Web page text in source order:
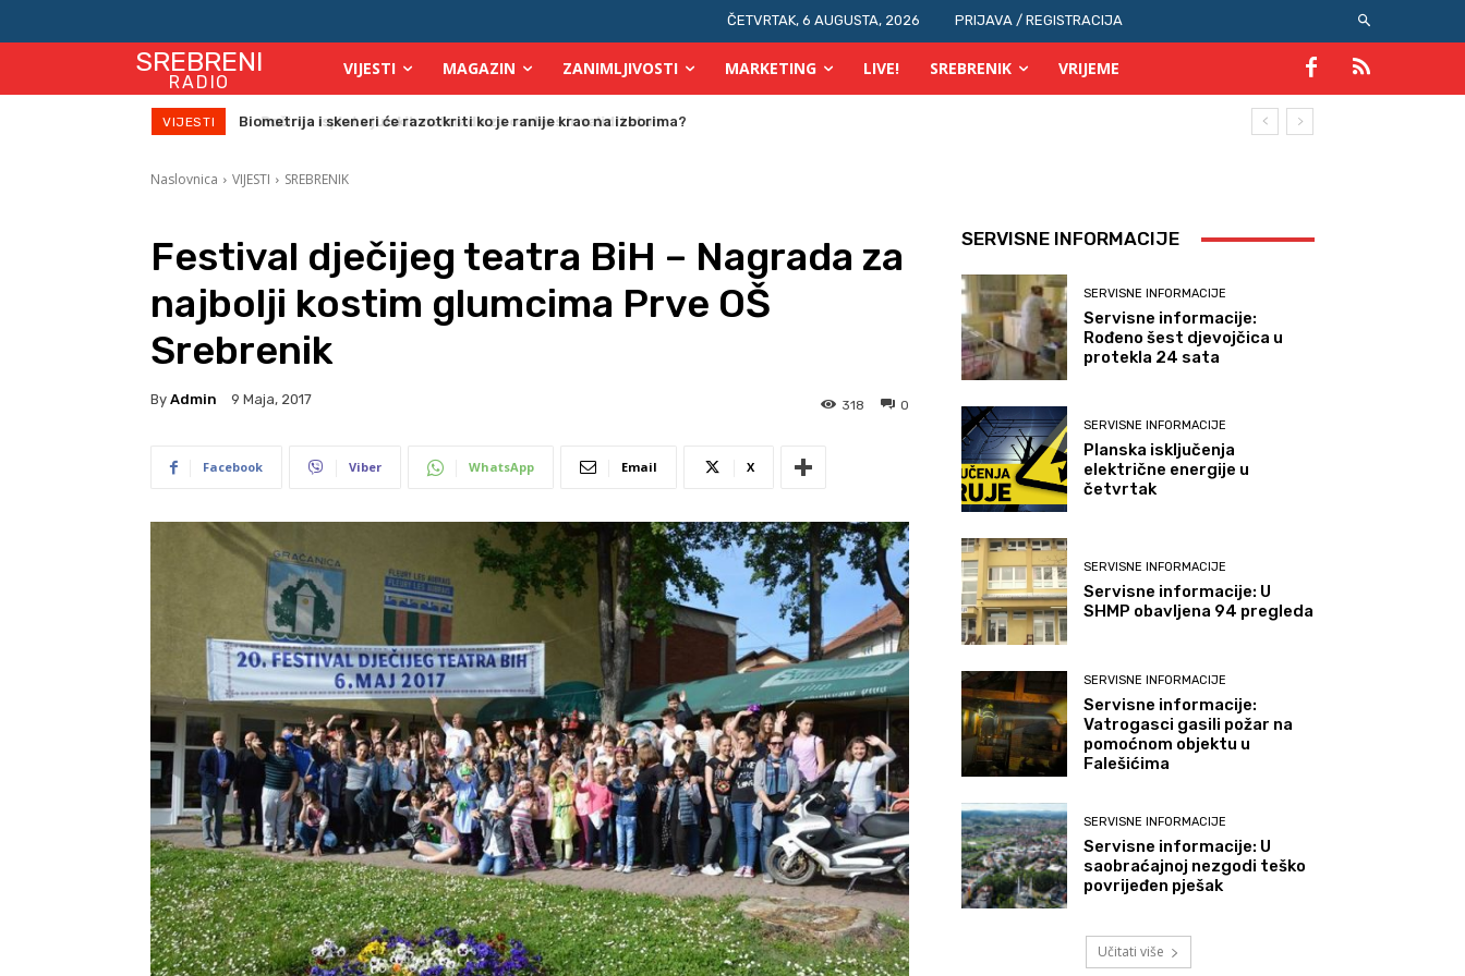
ČETVRTAK, 6 AUGUSTA, 2026 PRIJAVA / REGISTRACIJA
SREBRENI
RADIO
VIJESTI MAGAZIN ZANIMLJIVOSTI MARKETING LIVE! SREBRENIK VRIJEME
VIJESTI Počinje isplata julskih naknada za osobe s invaliditetom
Naslovnica VIJESTI SREBRENIK
Festival dječijeg teatra BiH – Nagrada za
najbolji kostim glumcima Prve OŠ
Srebrenik
By Admin 9 Maja, 2017 0
318
Facebook Viber WhatsApp Email X
SERVISNE INFORMACIJE
SERVISNE INFORMACIJE
Servisne informacije:
Rođeno šest djevojčica u
protekla 24 sata
SERVISNE INFORMACIJE
Planska isključenja
električne energije u
četvrtak
SERVISNE INFORMACIJE
Servisne informacije: U
SHMP obavljena 94 pregleda
SERVISNE INFORMACIJE
Servisne informacije:
Vatrogasci gasili požar na
pomoćnom objektu u
Falešićima
SERVISNE INFORMACIJE
Servisne informacije: U
saobraćajnoj nezgodi teško
povrijeđen pješak
Učitati više